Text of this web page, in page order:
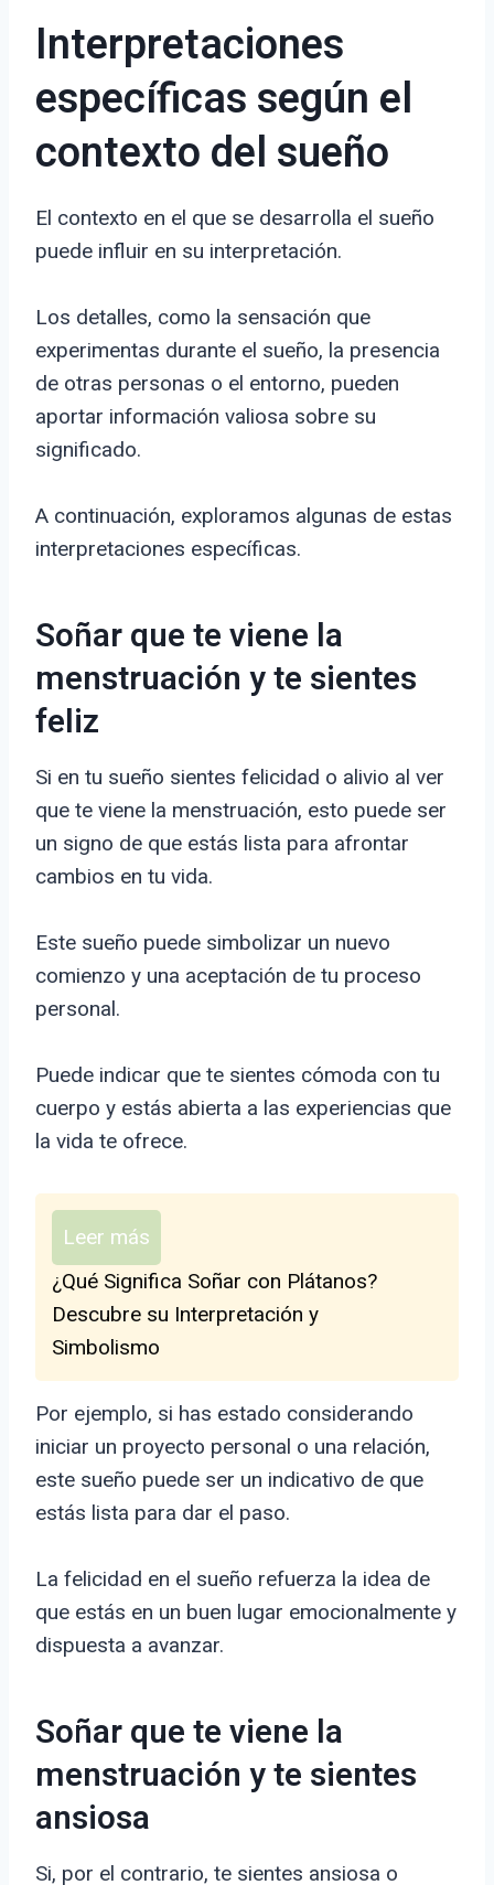
Interpretaciones
específicas según el
contexto del sueño
El contexto en el que se desarrolla el sueño
puede influir en su interpretación.
Los detalles, como la sensación que
experimentas durante el sueño, la presencia
de otras personas o el entorno, pueden
aportar información valiosa sobre su
significado.
A continuación, exploramos algunas de estas
interpretaciones específicas.
Soñar que te viene la
menstruación y te sientes
feliz
Si en tu sueño sientes felicidad o alivio al ver
que te viene la menstruación, esto puede ser
un signo de que estás lista para afrontar
cambios en tu vida.
Este sueño puede simbolizar un nuevo
comienzo y una aceptación de tu proceso
personal.
Puede indicar que te sientes cómoda con tu
cuerpo y estás abierta a las experiencias que
la vida te ofrece.
Leer más
¿Qué Significa Soñar con Plátanos?
Descubre su Interpretación y
Simbolismo
Por ejemplo, si has estado considerando
iniciar un proyecto personal o una relación,
este sueño puede ser un indicativo de que
estás lista para dar el paso.
La felicidad en el sueño refuerza la idea de
que estás en un buen lugar emocionalmente y
dispuesta a avanzar.
Soñar que te viene la
menstruación y te sientes
ansiosa
Si, por el contrario, te sientes ansiosa o